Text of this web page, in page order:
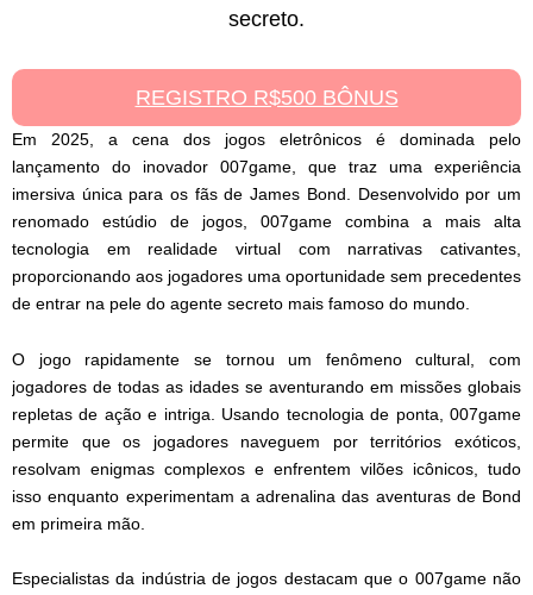
secreto.
REGISTRO R$500 BÔNUS
Em 2025, a cena dos jogos eletrônicos é dominada pelo
lançamento do inovador 007game, que traz uma experiência
imersiva única para os fãs de James Bond. Desenvolvido por um
renomado estúdio de jogos, 007game combina a mais alta
tecnologia em realidade virtual com narrativas cativantes,
proporcionando aos jogadores uma oportunidade sem precedentes
de entrar na pele do agente secreto mais famoso do mundo.
O jogo rapidamente se tornou um fenômeno cultural, com
jogadores de todas as idades se aventurando em missões globais
repletas de ação e intriga. Usando tecnologia de ponta, 007game
permite que os jogadores naveguem por territórios exóticos,
resolvam enigmas complexos e enfrentem vilões icônicos, tudo
isso enquanto experimentam a adrenalina das aventuras de Bond
em primeira mão.
Especialistas da indústria de jogos destacam que o 007game não